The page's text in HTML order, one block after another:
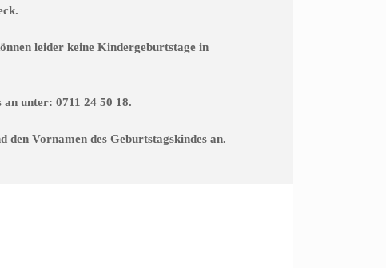
leider keine Kindergeburtstage in
unter: 0711 24 50 18.
den Vornamen des Geburtstagskindes an.